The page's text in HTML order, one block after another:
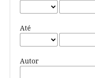
Até
Autor